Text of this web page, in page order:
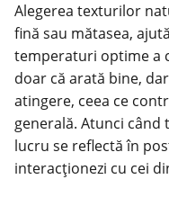
Alegerea texturilor
fină sau mătasea,
temperaturi optime a
doar că arată bine,
atingere, ceea ce
generală. Atunci când
lucru se reflectă în
interacționezi cu cei